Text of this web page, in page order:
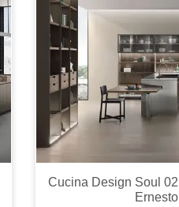
Cucina Design Soul